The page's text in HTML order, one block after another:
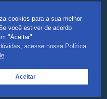
3901-3670
cookies para a sua melhor
você estiver de acordo
"Aceitar"
acesse nossa Política
Aceitar